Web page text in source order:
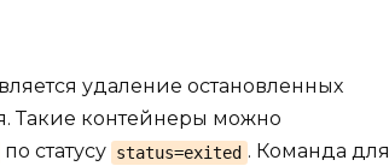
удаление остановленных
Такие контейнеры можно
по статусу status=exited . Команда для